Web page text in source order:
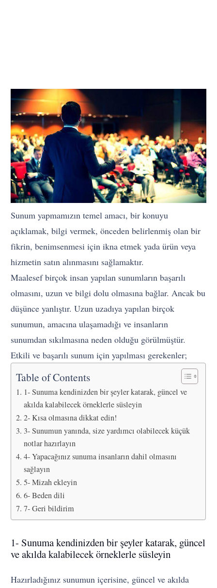
Sunum yapmamızın temel amacı, bir konuyu
açıklamak, bilgi vermek, önceden belirlenmiş olan bir
fikrin, benimsenmesi için ikna etmek yada ürün veya
hizmetin satın alınmasını sağlamaktır.
Maalesef birçok insan yapılan sunumların başarılı
olmasını, uzun ve bilgi dolu olmasına bağlar. Ancak bu
düşünce yanlıştır. Uzun uzadıya yapılan birçok
sunumun, amacına ulaşamadığı ve insanların
sunumdan sıkılmasına neden olduğu görülmüştür.
Etkili ve başarılı sunum için yapılması gerekenler;
Table of Contents
1- Sunuma kendinizden bir şeyler katarak, güncel ve
akılda kalabilecek örneklerle süsleyin
2- Kısa olmasına dikkat edin!
3- Sunumun yanında, size yardımcı olabilecek küçük
notlar hazırlayın
4- Yapacağınız sunuma insanların dahil olmasını
sağlayın
5- Mizah ekleyin
6- Beden dili
7- Geri bildirim
1- Sunuma kendinizden bir şeyler katarak, güncel
ve akılda kalabilecek örneklerle süsleyin
Hazırladığınız sunumun içerisine, güncel ve akılda